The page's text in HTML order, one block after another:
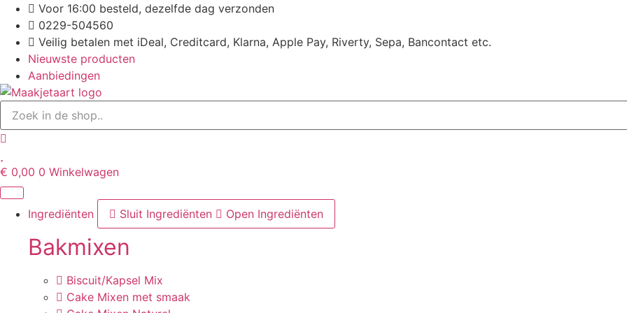
naar
inhoud
Voor 16:00 besteld, dezelfde dag verzonden
0229-504560
Veilig betalen met iDeal, Creditcard, Klarna, Apple Pay, Riverty, Sepa, Bancontact etc.
Nieuwste producten
Aanbiedingen
€ 0,00 0 Winkelwagen
Ingrediënten Sluit Ingrediënten Open Ingrediënten
Bakmixen
Biscuit/Kapsel Mix
Cake Mixen met smaak